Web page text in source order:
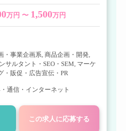
万円 〜 1,500万円
・事業企画系, 商品企画・開発,
サルタント・SEO・SEM, マーケ
・販促・広告宣伝・PR
通信・インターネット
この求人に応募する